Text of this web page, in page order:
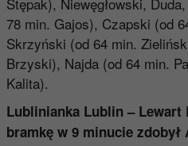
78 min. Gajos), Czapski (od
Skrzyński (od 64 min.
Brzyski), Najda (od 64 min.
Kalita).
Lublinianka Lublin – Lewart
bramkę w 9 minucie